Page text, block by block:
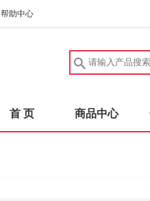
帮助中心
首 页 商品中心